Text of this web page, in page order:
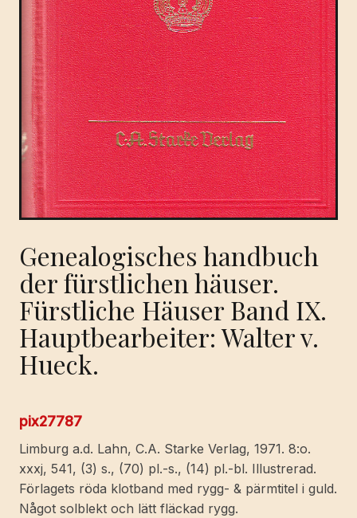
Genealogisches handbuch
der fürstlichen häuser.
Fürstliche Häuser Band IX.
Hauptbearbeiter: Walter v.
Hueck.
pix27787
Limburg a.d. Lahn, C.A. Starke Verlag, 1971. 8:o.
xxxj, 541, (3) s., (70) pl.-s., (14) pl.-bl. Illustrerad.
Förlagets röda klotband med rygg- & pärmtitel i guld.
Något solblekt och lätt fläckad rygg.